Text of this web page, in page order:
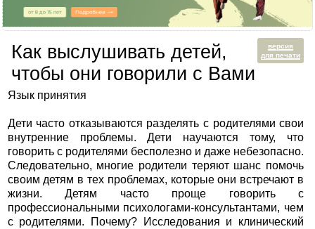
версия
для печати
Как выслушивать детей,
чтобы они говорили с Вами
Язык принятия
Дети часто отказываются разделять с родителями свои
внутренние проблемы. Дети научаются тому, что
говорить с родителями бесполезно и даже небезопасно.
Следовательно, многие родители теряют шанс помочь
своим детям в тех проблемах, которые они встречают в
жизни. Детям часто проще говорить с
профессиональными психологами-консультантами, чем
с родителями. Почему? Исследования и клинический